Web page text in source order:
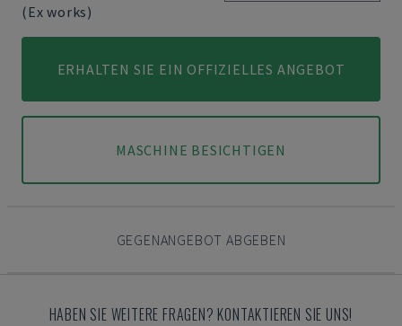
(Ex works)
ERHALTEN SIE EIN OFFIZIELLES ANGEBOT
MASCHINE BESICHTIGEN
GEGENANGEBOT ABGEBEN
HABEN SIE WEITERE FRAGEN? KONTAKTIEREN SIE UNS!